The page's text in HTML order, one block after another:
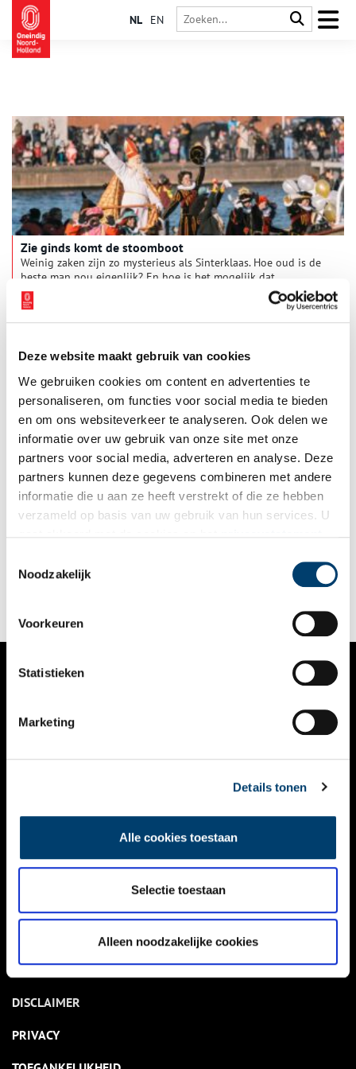
Deze website maakt gebruik van cookies
We gebruiken cookies om content en advertenties te
personaliseren, om functies voor social media te bieden
en om ons websiteverkeer te analyseren. Ook delen we
informatie over uw gebruik van onze site met onze
partners voor social media, adverteren en analyse. Deze
partners kunnen deze gegevens combineren met andere
informatie die u aan ze heeft verstrekt of die ze hebben
verzameld op basis van uw gebruik van hun services. U
Noodzakelijk
Voorkeuren
Statistieken
Marketing
Details tonen
Alle cookies toestaan
Selectie toestaan
Alleen noodzakelijke cookies
NL EN
Zie ginds komt de stoomboot
Weinig zaken zijn zo mysterieus als Sinterklaas. Hoe oud is de
beste man nou eigenlijk? En hoe is het mogelijk dat
Sinterklaas alles over iedereen weet? Sommige keiharde feiten
kent iedereen: Sinterklaas komt uit Spanje en vaart op een
stoomboot.
De bewogen geschiedenis van een droomschip
De Oranje, waar Het Scheepvaartmuseum in Amsterdam een
tentoonstelling aan wijd, moest het snelste, grootste en
maken. Maar het liep anders.
NIEUWS
KALENDER
ACTIVITEITEN
NIEUWSBRIEF
DISCLAIMER
PRIVACY